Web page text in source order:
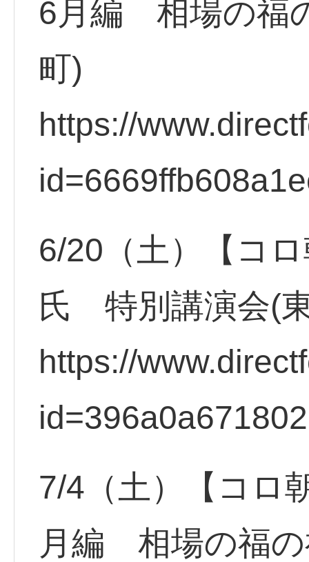
6月編 相場の福
町)
https://
6/20（土）【コ
氏 特別講演会(
https://
7/4（土）【コ
月編 相場の福の